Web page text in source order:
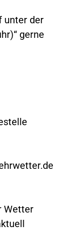
unter der
gerne
Wetter